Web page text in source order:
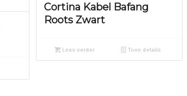
Cortina Kabel Bafang
Roots Zwart
Lees verder Toon details